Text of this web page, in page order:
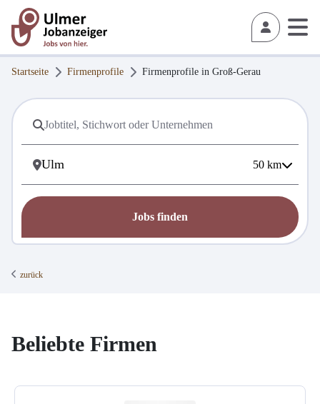
Startseite Firmenprofile Firmenprofile in Groß-Gerau
50 km
Jobs finden
zurück
Beliebte Firmen